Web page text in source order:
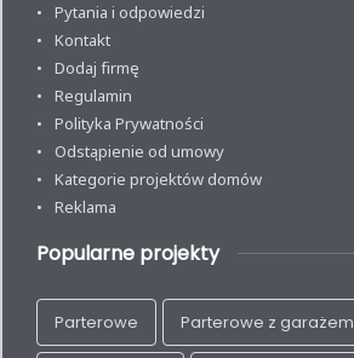
Pytania i odpowiedzi
Kontakt
Dodaj firmę
Regulamin
Polityka Prywatności
Odstąpienie od umowy
Kategorie projektów domów
Reklama
Popularne projekty
Parterowe Parterowe z garażem